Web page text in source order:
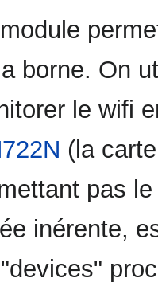
borne. On
le wifi
(la
pas
inérente,
"devices"